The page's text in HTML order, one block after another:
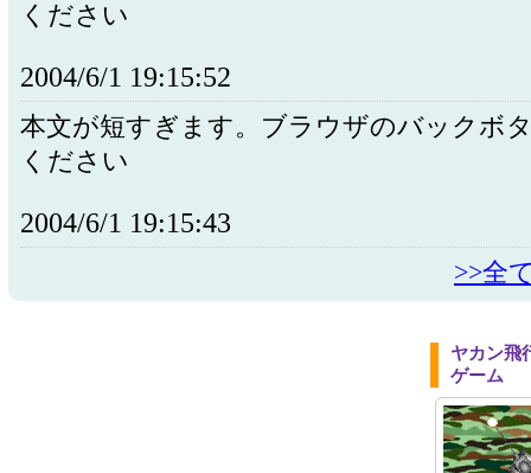
ください
2004/6/1 19:15:52
本文が短すぎます。ブラウザのバックボ
ください
2004/6/1 19:15:43
>>全
ヤカン飛
ゲーム